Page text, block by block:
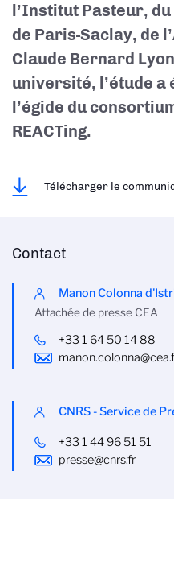
l’Institut Pasteur, du
de Paris-Saclay, de
Claude Bernard
université, l’étude a
l’égide du
REACTing.
Télécharger le
Contact
Manon Colonna
Attachée de presse CEA
+33 1 64 50 14 88
CNRS - Service de
+33 1 44 96 51 51
presse@cnrs.fr